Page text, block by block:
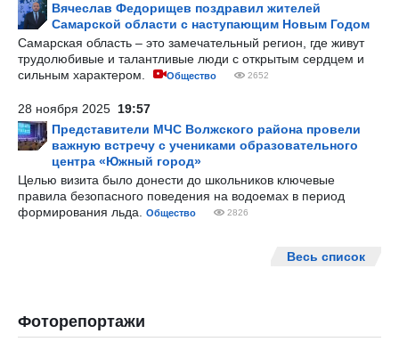
Вячеслав Федорищев поздравил жителей
Самарской области с наступающим Новым Годом
Самарская область – это замечательный регион, где живут
трудолюбивые и талантливые люди с открытым сердцем и
сильным характером.
Общество 2652
28 ноября 2025 19:57
Представители МЧС Волжского района провели
важную встречу с учениками образовательного
центра «Южный город»
Целью визита было донести до школьников ключевые
правила безопасного поведения на водоемах в период
формирования льда.
Общество 2826
Весь список
Фоторепортажи